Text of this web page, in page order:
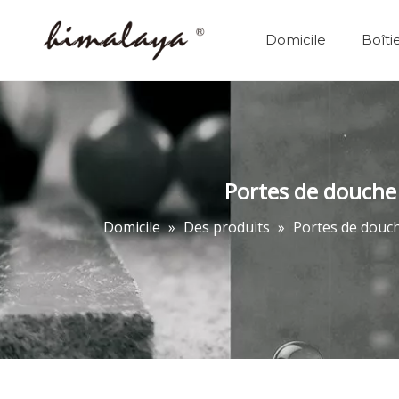
Domicile
Portes de
Domicile » Des produits » Portes de